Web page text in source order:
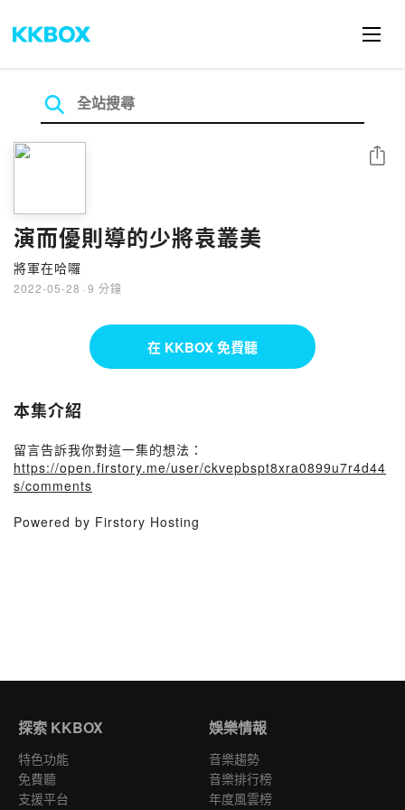
演而優則導的少將袁叢美
將軍在哈囉
2022-05-28 · 9 分鐘
分享
在 KKBOX 免費聽
本集介紹
留言告訴我你對這一集的想法：
https://open.firstory.me/user/ckvepbspt8xra0899u7r4d44
s/comments
Powered by Firstory Hosting
探索 KKBOX
特色功能
免費聽
支援平台
娛樂情報
音樂趨勢
音樂排行榜
年度風雲榜